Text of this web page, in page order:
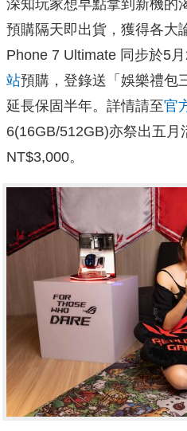
深知玩家想早點拿到新機的
預購隔天即出貨，獲得各大
Phone 7 Ultimate 同步於5
站預購，登錄送「娛樂禮包
延長保固半年。詳情請至官
6(16GB/512GB)亦祭出五
NT$3,000。